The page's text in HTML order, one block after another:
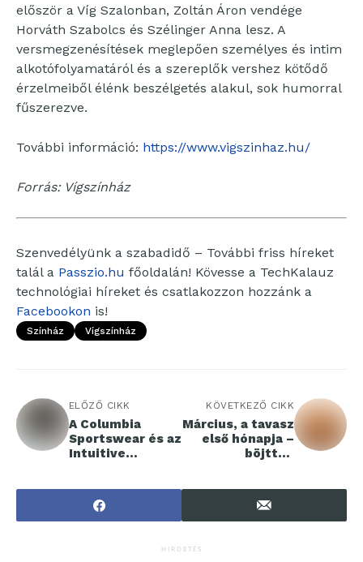
először a Víg Szalonban, Zoltán Áron vendége
Horváth Szabolcs és Szélinger Anna lesz. A
versmegzenésítések meglepően személyes és intim
alkotófolyamatáról és a szereplők vershez kötődő
érzelmeiből élénk beszélgetés alakul, sok humorral
fűszerezve.
További információ: https://www.vigszinhaz.hu/
Forrás: Vígszínház
Szenvedélyünk a szabadidő – További friss híreket
talál a Passzio.hu főoldalán! Kövesse a TechKalauz
technológiai híreket és csatlakozzon hozzánk a
Facebookon is!
Színház Vígszínház
ELŐZŐ CIKK
A Columbia
Sportswear és az
Intuitive
tudományos
partnerségét az
újabb Hold-
KÖVETKEZŐ CIKK
Március, a tavasz
első hónapja –
böjttel,
életvezetési
tanácsadással
HIRDETÉS